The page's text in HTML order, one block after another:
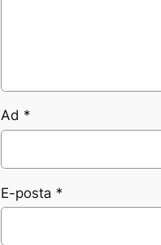
Ad *
E-posta *